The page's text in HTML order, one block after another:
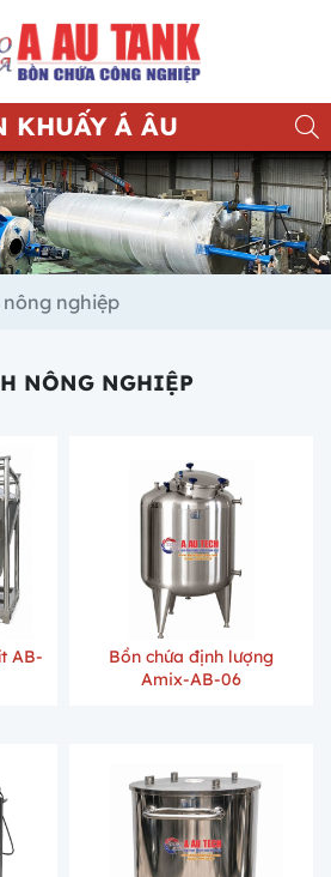
KHUẤY Á ÂU
nghiệp
NÔNG NGHIỆP
AB-
Bồn chứa định lượng
Amix-AB-06